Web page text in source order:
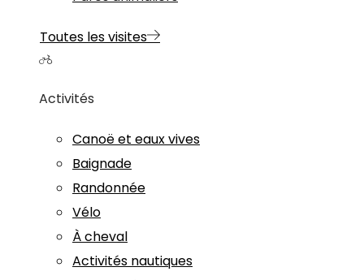
Toutes les visites
Activités
Canoë et eaux vives
Baignade
Randonnée
Vélo
À cheval
Activités nautiques